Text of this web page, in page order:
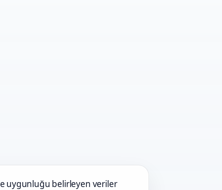
uygunluğu belirleyen veriler